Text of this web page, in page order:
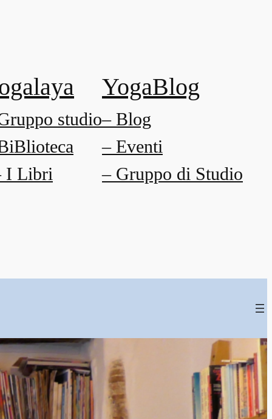
studio
Libri
YogaBlog
– Blog
– Eventi
– Gruppo di Studio